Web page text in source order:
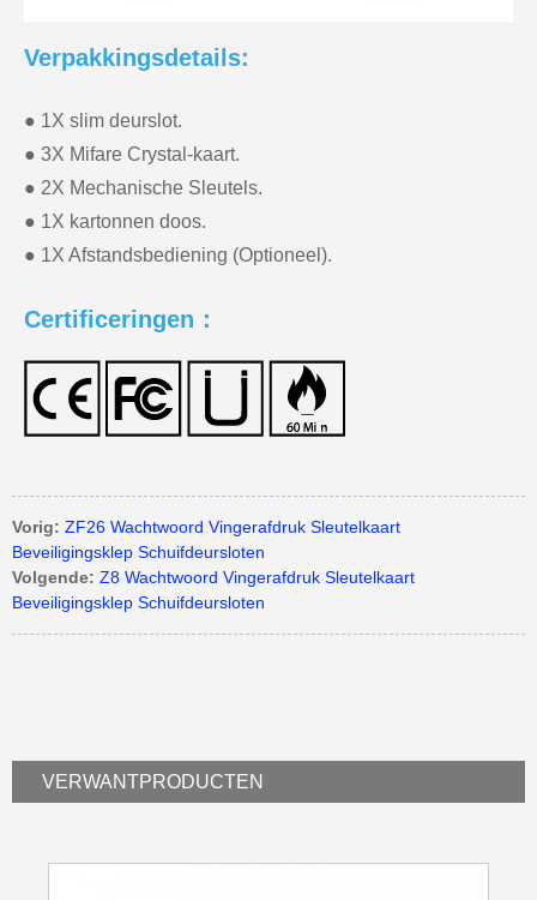
Verpakkingsdetails:
● 1X slim deurslot.
● 3X Mifare Crystal-kaart.
● 2X Mechanische Sleutels.
● 1X kartonnen doos.
● 1X Afstandsbediening (Optioneel).
Certificeringen：
Vorig: ZF26 Wachtwoord Vingerafdruk Sleutelkaart
Beveiligingsklep Schuifdeursloten
Volgende: Z8 Wachtwoord Vingerafdruk Sleutelkaart
Beveiligingsklep Schuifdeursloten
VERWANTPRODUCTEN